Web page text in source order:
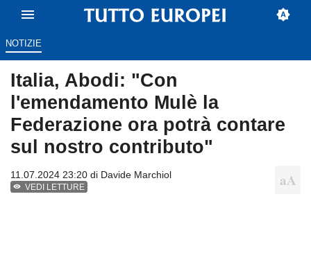
NOTIZIE
Italia, Abodi: "Con
l'emendamento Mulè la
Federazione ora potrà contare
sul nostro contributo"
11.07.2024 23:20 di Davide Marchiol
VEDI LETTURE